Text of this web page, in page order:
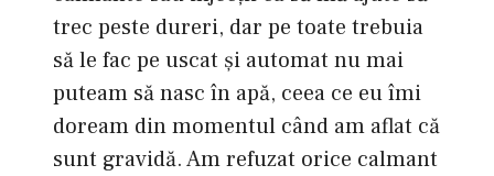
trec peste dureri, dar pe toate trebuia
să le fac pe uscat şi automat nu mai
puteam să nasc în apă, ceea ce eu îmi
doream din momentul când am aflat că
sunt gravidă. Am refuzat orice calmant